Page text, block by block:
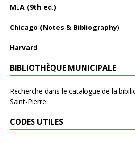
MLA (9th ed.)
Chicago (Notes & Bibliography)
Harvard
BIBLIOTHÈQUE MUNICIPALE
Recherche dans le catalogue de la
Saint-Pierre.
CODES UTILES